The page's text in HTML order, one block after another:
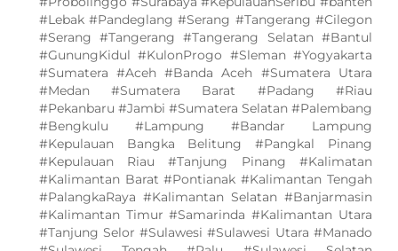
#Lebak #Pandeglang #Serang #Tangerang #Cilegon
#Serang #Tangerang #Tangerang Selatan #Bantul
#GunungKidul #KulonProgo #Sleman #Yogyakarta
#Sumatera #Aceh #Banda Aceh #Sumatera Utara
#Medan #Sumatera Barat #Padang #Riau
#Pekanbaru #Jambi #Sumatera Selatan #Palembang
#Bengkulu #Lampung #Bandar Lampung
#Kepulauan Bangka Belitung #Pangkal Pinang
#Kepulauan Riau #Tanjung Pinang #Kalimatan
#Kalimantan Barat #Pontianak #Kalimantan Tengah
#PalangkaRaya #Kalimantan Selatan #Banjarmasin
#Kalimantan Timur #Samarinda #Kalimantan Utara
#Tanjung Selor #Sulawesi #Sulawesi Utara #Manado